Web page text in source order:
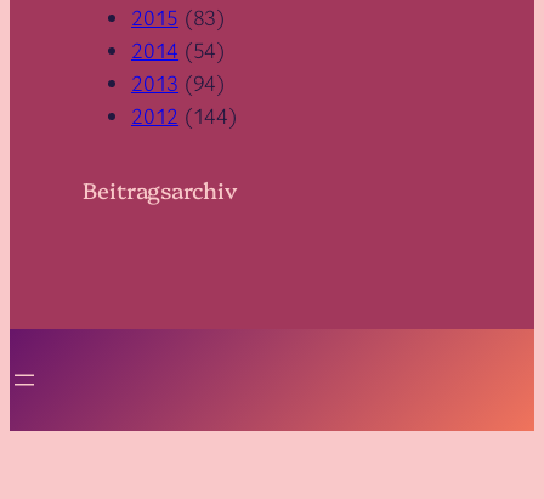
Beitragsarchiv
2015 (83)
2014 (54)
2013 (94)
2012 (144)